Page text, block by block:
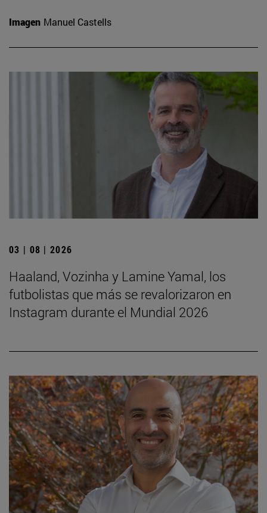
Imagen Manuel Castells
03 | 08 | 2026
Haaland, Vozinha y Lamine Yamal, los
futbolistas que más se revalorizaron en
Instagram durante el Mundial 2026